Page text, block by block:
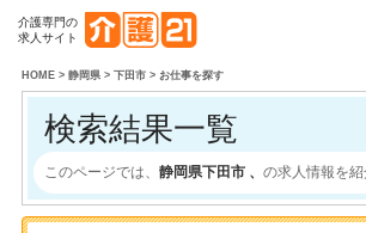
介護専門の
求人サイト
HOME> 静岡県> 下田市> お仕事を探す
検索結果一覧
このページでは、 静岡県下田市 、 の求人情報を紹